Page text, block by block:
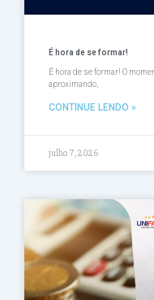
É hora de se formar!
É hora de se formar! O
aproximando,
CONTINUE LENDO »
julho 7, 2026